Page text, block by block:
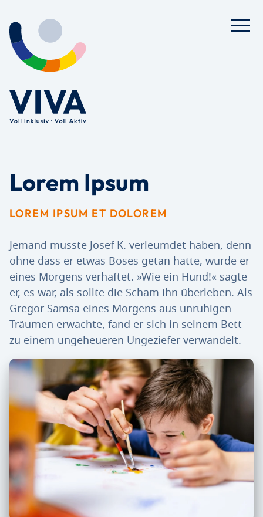
Lorem Ipsum
LOREM IPSUM ET DOLOREM
Jemand musste Josef K. verleumdet haben, denn
ohne dass er etwas Böses getan hätte, wurde er
eines Morgens verhaftet. »Wie ein Hund!« sagte
er, es war, als sollte die Scham ihn überleben. Als
Gregor Samsa eines Morgens aus unruhigen
Träumen erwachte, fand er sich in seinem Bett
zu einem ungeheueren Ungeziefer verwandelt.